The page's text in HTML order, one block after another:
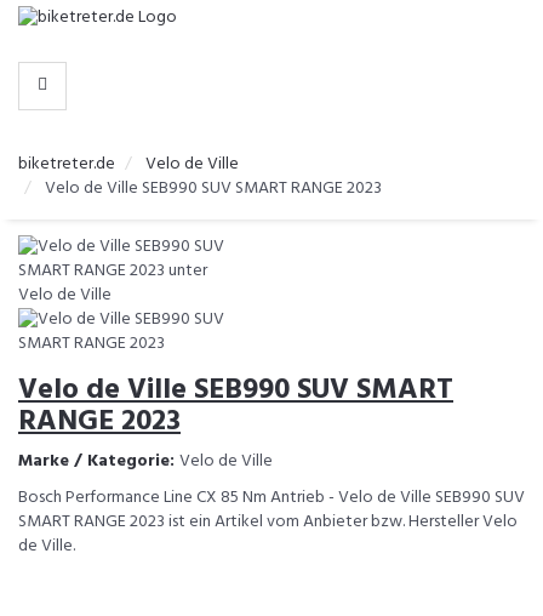
-
HERSTELLER
biketreter.de
Velo de Ville
Velo de Ville SEB990 SUV SMART RANGE 2023
Velo de Ville SEB990 SUV SMART
RANGE 2023
Marke / Kategorie: Velo de Ville
Bosch Performance Line CX 85 Nm Antrieb - Velo de Ville SEB990 SUV
SMART RANGE 2023 ist ein Artikel vom Anbieter bzw. Hersteller Velo
de Ville.